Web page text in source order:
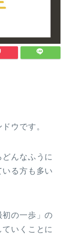
ウです。
んなふうに
る方も多い
の一歩」の
いくことに